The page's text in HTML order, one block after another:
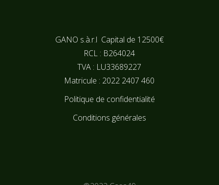
GANO s.à.r.l Capital de 12500€
RCL : B264024
TVA : LU33689227
Matricule : 2022 2407 460
Politique de confidentialité
Conditions générales